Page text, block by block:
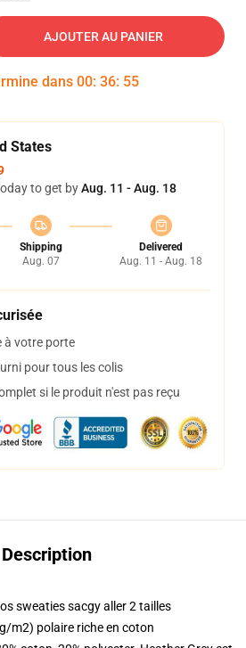
AJOUTER AU PANIER
dans 00: 36: 54
States
to get byAug. 11 - Aug. 18
Shipping
Aug. 07
Delivered
Aug. 11 - Aug. 18
à votre porte
pour tous les colis
si le produit n'est pas reçu
Description
sweaties sacgy aller 2 tailles
m2) polaire riche en coton